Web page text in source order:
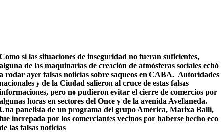
Como si las situaciones de inseguridad no fueran suficientes,
alguna de las maquinarias de creación de atmósferas sociales echó
a rodar ayer falsas noticias sobre saqueos en CABA. Autoridades
nacionales y de la Ciudad salieron al cruce de estas falsas
informaciones, pero no pudieron evitar el cierre de comercios por
algunas horas en sectores del Once y de la avenida Avellaneda.
Una panelista de un programa del grupo América, Marixa Balli,
fue increpada por los comerciantes vecinos por haberse hecho eco
de las falsas noticias